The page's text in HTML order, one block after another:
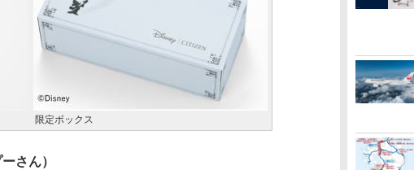
限定ボックス
さん）